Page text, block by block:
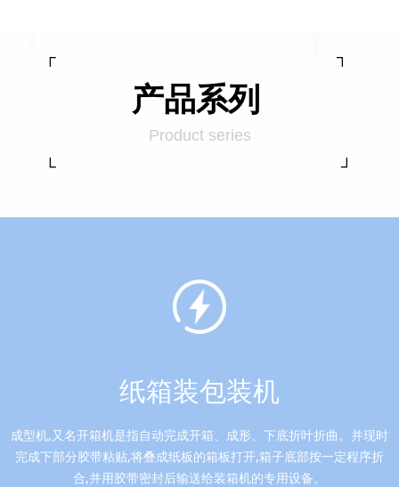
纸箱装包装机
成型机,又名开箱机是指自动完成开箱、成形、下底折叶折曲。并现时
完成下部分胶带粘贴,将叠成纸板的箱板打开,箱子底部按一定程序折
合,并用胶带密封后输送给装箱机的专用设备。
┌ ┐
产品系列
Product series
└ ┘